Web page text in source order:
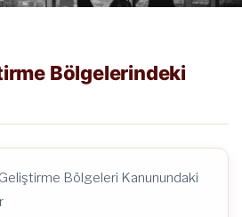
Bölgelerindeki
Geliştirme Bölgeleri Kanunundaki